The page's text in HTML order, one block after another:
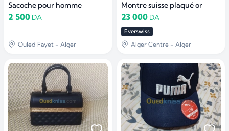
Sacoche pour homme
2 500 DA
Ouled Fayet - Alger
Montre suisse plaqué or
23 000 DA
Everswiss
Alger Centre - Alger